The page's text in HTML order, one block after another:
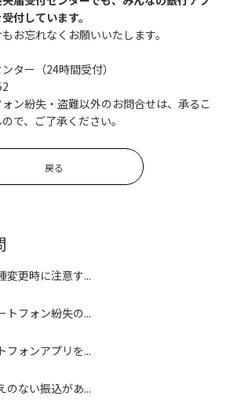
付しています。
お忘れなくお願いいたします。
ター（24時間受付）
ン紛失・盗難以外のお問合せは、承るこ
で、ご了承ください。
戻る
変更時に注意す...
トフォン紛失の...
フォンアプリを...
のない振込があ...